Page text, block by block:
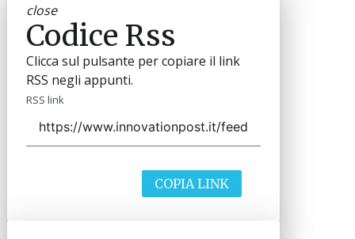
close
Codice Rss
Clicca sul pulsante per copiare il link
RSS negli appunti.
RSS link
COPIA LINK